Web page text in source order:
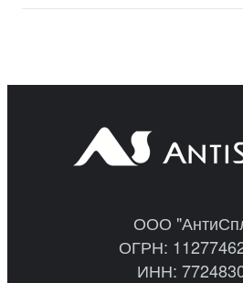
ООО
ОГРН:
ИНН: